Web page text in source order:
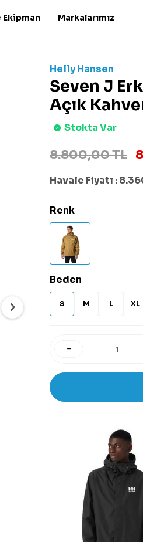
Ekipman Markalarımız
Helly Hansen
Seven J
Açık
Stokta Var
8.800,00 TL
Havale Fiyatı :
Renk
Beden
S M L XL